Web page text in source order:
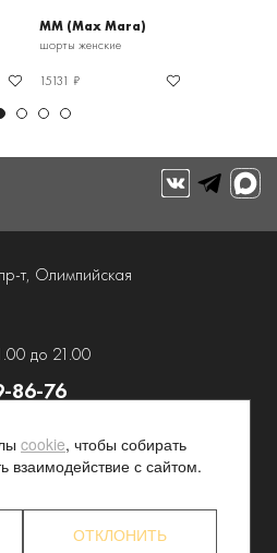
MM (Max Mara)
шорты женские
15131 ₽
т, Олимпийская
до 21.00
86-76
Услуги
Наши преимущества
Конфиденциальность
cookie, чтобы собирать
взаимодействие с сайтом.
ОТКЛОНИТЬ